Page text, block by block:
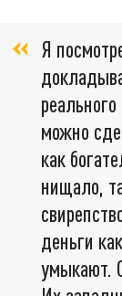
Я
можно
как
нищало,
деньги
умыкают.